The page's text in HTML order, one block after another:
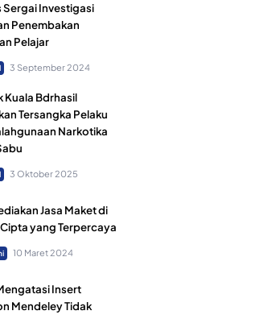
Sergai Investigasi
Penembakan
Pelajar
3 September 2024
Kuala Bdrhasil
Tersangka Pelaku
Narkotika
3 Oktober 2025
Jasa Maket di
yang Terpercaya
10 Maret 2024
Insert
Mendeley Tidak